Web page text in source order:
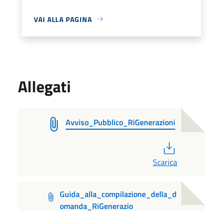
VAI ALLA PAGINA
Allegati
Avviso_Pubblico_RiGenerazioni
Scarica
Guida_alla_compilazione_della_d
omanda_RiGenerazio